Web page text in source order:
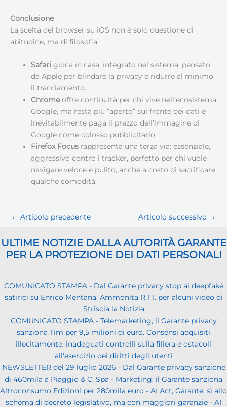
Conclusione
La scelta del browser su iOS non è solo questione di
abitudine, ma di filosofia.
Safari gioca in casa: integrato nel sistema, pensato
da Apple per blindare la privacy e ridurre al minimo
il tracciamento.
Chromeoffre continuità per chi vive nell’ecosistema
Google, ma resta più “aperto” sul fronte dei dati e
inevitabilmente paga il prezzo dell’immagine di
Google come colosso pubblicitario.
Firefox Focus rappresenta una terza via: essenziale,
aggressivo contro i tracker, perfetto per chi vuole
navigare veloce e pulito, anche a costo di sacrificare
qualche comodità.
← Articolo precedente Articolo successivo →
ULTIME NOTIZIE DALLA AUTORITÀ GARANTE
PER LA PROTEZIONE DEI DATI PERSONALI
COMUNICATO STAMPA - Dal Garante privacy stop ai deepfake
satirici su Enrico Mentana. Ammonita R.T.I. per alcuni video di
Striscia la Notizia
COMUNICATO STAMPA - Telemarketing, il Garante privacy
sanziona Tim per 9,5 milioni di euro. Consensi acquisiti
illecitamente, inadeguati controlli sulla filiera e ostacoli
all'esercizio dei diritti degli utenti
NEWSLETTER del 29 luglio 2026 - Dal Garante privacy sanzione
di 460mila a Piaggio & C. Spa - Marketing: il Garante sanziona
Altroconsumo Edizioni per 280mila euro - AI Act, Garante: sì allo
schema di decreto legislativo, ma con maggiori garanzie - AI